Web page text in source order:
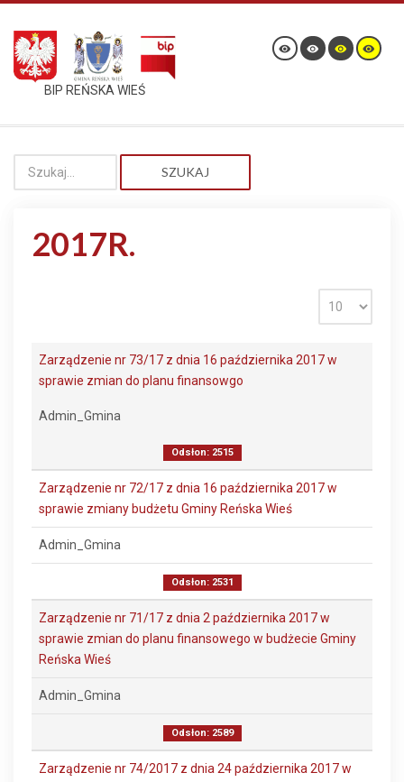
BIP REŃSKA WIEŚ
SZUKAJ
2017R.
Zarządzenie nr 73/17 z dnia 16 października 2017 w
sprawie zmian do planu finansowgo
Admin_Gmina
Odsłon: 2515
Zarządzenie nr 72/17 z dnia 16 października 2017 w
sprawie zmiany budżetu Gminy Reńska Wieś
Admin_Gmina
Odsłon: 2531
Zarządzenie nr 71/17 z dnia 2 października 2017 w
sprawie zmian do planu finansowego w budżecie Gminy
Reńska Wieś
Admin_Gmina
Odsłon: 2589
Zarządzenie nr 74/2017 z dnia 24 października 2017 w